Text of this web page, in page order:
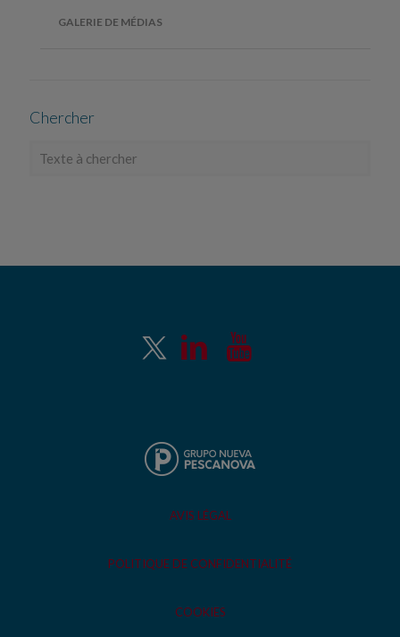
GALERIE DE MÉDIAS
Chercher
AVIS LÉGAL
POLITIQUE DE CONFIDENTIALITÉ
COOKIES